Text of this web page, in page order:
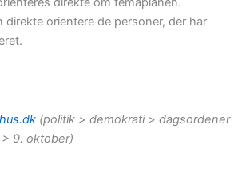
direkte orientere de personer, der har
(politik > demokrati > dagsordener
9. oktober)